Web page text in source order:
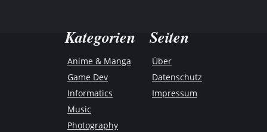
Kategorien
Anime & Manga
Game Dev
Informatics
Music
Photography
Seiten
Über
Datenschutz
Impressum